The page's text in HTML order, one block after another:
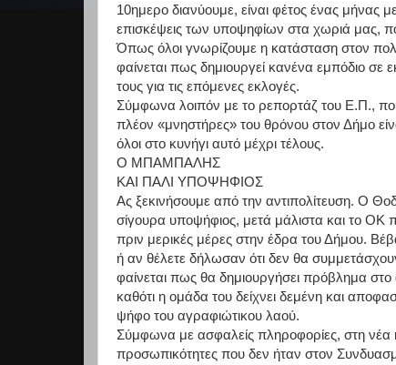
10ημερο διανύουμε, είναι φέτος ένας μήνας
επισκέψεις των υποψηφίων στα χωριά μας,
Όπως όλοι γνωρίζουμε η κατάσταση στον
φαίνεται πως δημιουργεί κανένα εμπόδιο σε
τους για τις επόμενες εκλογές.
Σύμφωνα λοιπόν με το ρεπορτάζ του Ε.Π.,
πλέον «μνηστήρες» του θρόνου στον Δήμο
όλοι στο κυνήγι αυτό μέχρι τέλους.
Ο ΜΠΑΜΠΑΛΗΣ
ΚΑΙ ΠΑΛΙ ΥΠΟΨΗΦΙΟΣ
Ας ξεκινήσουμε από την αντιπολίτευση. Ο
σίγουρα υποψήφιος, μετά μάλιστα και το
πριν μερικές μέρες στην έδρα του Δήμου.
ή αν θέλετε δήλωσαν ότι δεν θα
φαίνεται πως θα δημιουργήσει πρόβλημα
καθότι η ομάδα του δείχνει δεμένη και
ψήφο του αγραφιώτικου λαού.
Σύμφωνα με ασφαλείς πληροφορίες, στη
προσωπικότητες που δεν ήταν στον